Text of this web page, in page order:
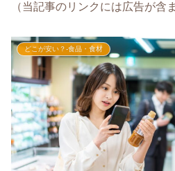
（当記事のリンクには広告が含
どこが安い？-食品・食材